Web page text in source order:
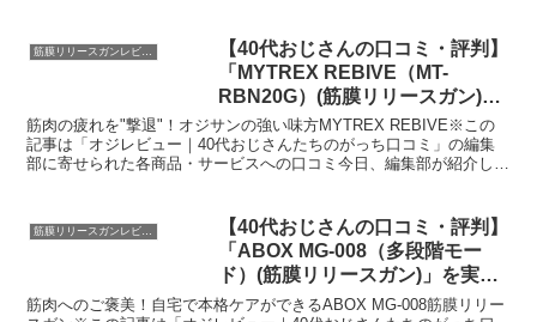
筋膜リリースガンレビュー
【40代おじさんの口コミ・評判】
「MYTREX REBIVE（MT-
RBN20G）(筋膜リリースガン)」
を実際に使ってみた正直感想
筋肉の疲れを"撃退"！オジサンの強い味方MYTREX REBIVE※この
記事は「オジレビュー｜40代おじさんたちのがっち口コミ」の編集
部に寄せられた各商品・サービスへの口コミ今日、編集部が紹介した
【40代おじさんの口コミ・評判】
「ABOX MG-008（多段階モー
ド）(筋膜リリースガン)」を実際
に使ってみた正直感想
筋肉へのご褒美！自宅で本格ケアができるABOX MG-008筋膜リリー